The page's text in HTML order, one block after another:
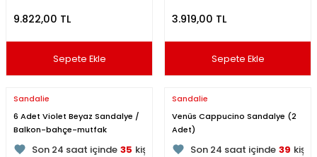
180 kişi inceledi
9.822,00 TL
Sepete Ekle
176 kişi inceledi
3.919,00 TL
Sepete Ekle
Sandalie
6 Adet Violet Beyaz Sandalye /
Balkon-bahçe-mutfak
190 kişi inceliyor
Son 24 saat içinde 35 kişi favoriledi
Sandalie
Venüs Cappucino Sandalye (2
Adet)105
Son 24 saat içinde 39 kişi